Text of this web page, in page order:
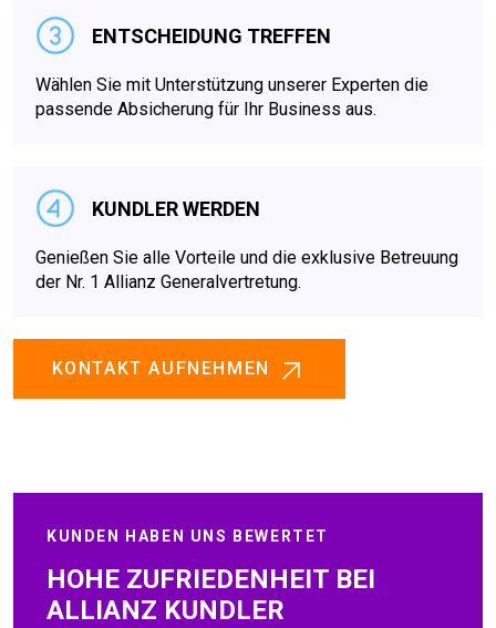
ENTSCHEIDUNG TREFFEN
Wählen Sie mit Unterstützung unserer Experten die
passende Absicherung für Ihr Business aus.
KUNDLER WERDEN
Genießen Sie alle Vorteile und die exklusive Betreuung
der Nr. 1 Allianz Generalvertretung.
KONTAKT AUFNEHMEN
KUNDEN HABEN UNS BEWERTET
HOHE ZUFRIEDENHEIT BEI
ALLIANZ KUNDLER